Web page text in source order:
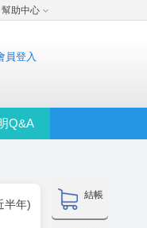
幫助中心
員登入
Q&A
結帳
半年)